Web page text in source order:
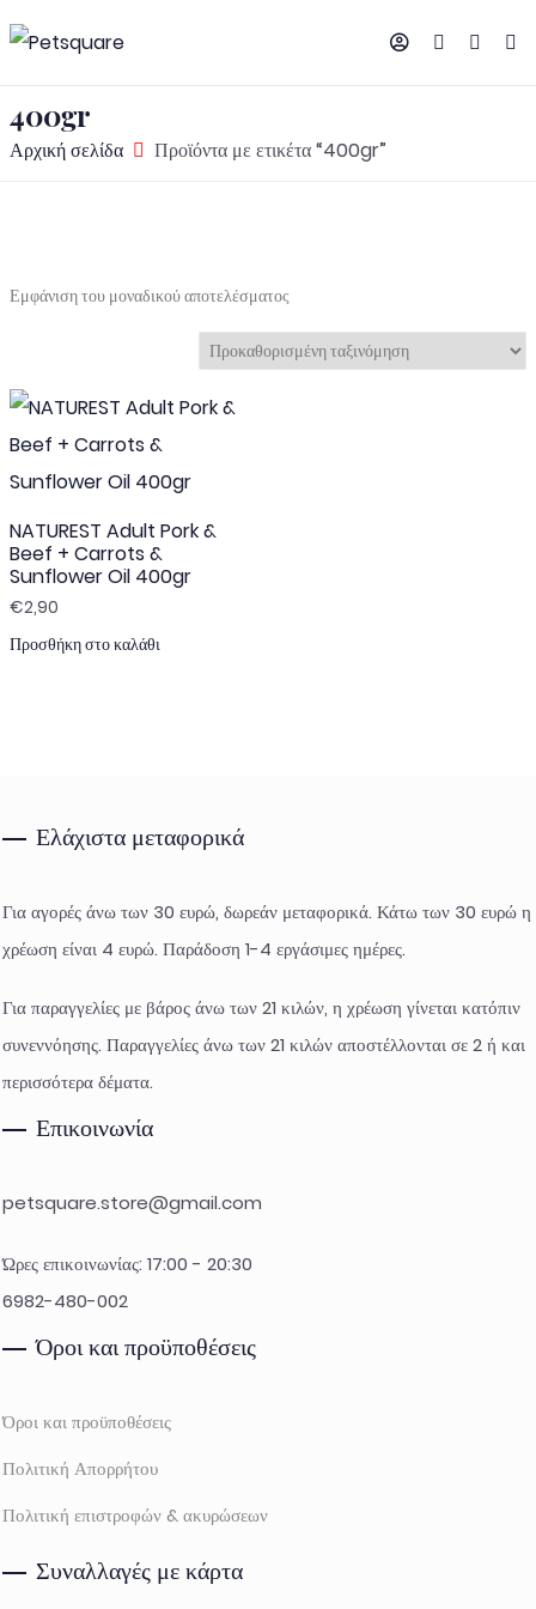
400gr
Αρχική σελίδα Προϊόντα με ετικέτα “400gr”
Εμφάνιση του μοναδικού αποτελέσματος
NATUREST Adult Pork &
Beef + Carrots &
Sunflower Oil 400gr
€2,90
Προσθήκη στο καλάθι
Ελάχιστα μεταφορικά
Για αγορές άνω των 30 ευρώ, δωρεάν μεταφορικά. Κάτω των 30 ευρώ η
χρέωση είναι 4 ευρώ. Παράδοση 1-4 εργάσιμες ημέρες.
Για παραγγελίες με βάρος άνω των 21 κιλών, η χρέωση γίνεται κατόπιν
συνεννόησης. Παραγγελίες άνω των 21 κιλών αποστέλλονται σε 2 ή και
περισσότερα δέματα.
Επικοινωνία
petsquare.store@gmail.com
Ώρες επικοινωνίας: 17:00 - 20:30
6982-480-002
Όροι και προϋποθέσεις
Όροι και προϋποθέσεις
Πολιτική Απορρήτου
Πολιτική επιστροφών & ακυρώσεων
Συναλλαγές με κάρτα